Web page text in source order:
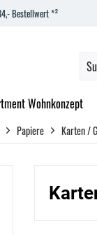
Bestellwert *²
Wohnkonzept
Papiere Karten /